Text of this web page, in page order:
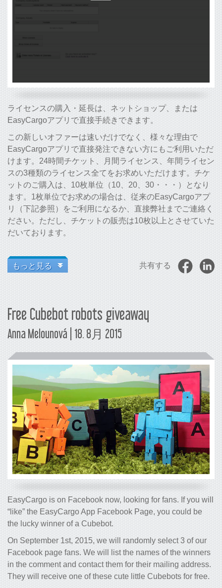
ライセンスの購入・延長は、ネットショップ、または
EasyCargoアプリで直接手続きできます。
この新しいオファーは速いだけでなく、様々な理由で
EasyCargoアプリで直接発注できない方にもご利用いただ
けます。24時間チケット、月間ライセンス、年間ライセン
スの3種類のライセンス全てをお求めいただけます。チケ
ットのご購入は、10枚単位（10、20、30・・・）となり
ます。1枚単位でお求めの場合は、従来のEasyCargoアプ
リ（下記参照）をご利用になるか、直接弊社までご連絡く
ださい。ただし、チケットの販売は10枚以上とさせていた
だいております。
もっと見る 共有する
Free Cubebot robots giveaway
Anna Melounová | 18. 8月 2015
EasyCargo is on Facebook now, looking for fans. If you will
“like” the EasyCargo App Facebook Page, you could be
the lucky winner of a Cubebot.
On September 1st, 2015, we will randomly select 3 of our
Facebook page fans. We will list the names of the winners
in the comment and contact them for their mailing address.
They will receive one of these cute little Cubebots for free.